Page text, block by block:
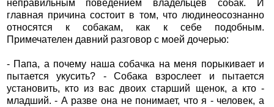
неправильным поведением владельцев собак. И
главная причина состоит в том, что людинеосознанно
относятся к собакам, как к себе подобным.
Примечателен давний разговор с моей дочерью:
- Папа, а почему наша собачка на меня порыкивает и
пытается укусить? - Собака взрослеет и пытается
установить, кто из вас двоих старший щенок, а кто -
младший. - А разве она не понимает, что я - человек, а